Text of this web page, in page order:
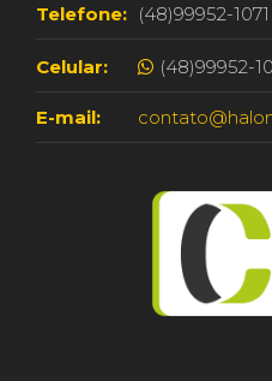
Telefone: (48)99952-1071
Celular: (48)99952-
E-mail: